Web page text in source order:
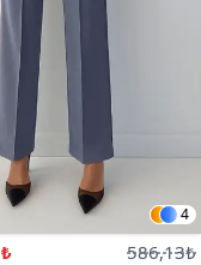
4
586,13₺